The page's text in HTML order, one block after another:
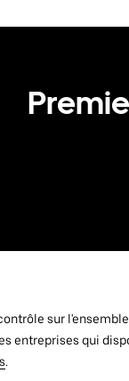
sur
entreprises qui
.